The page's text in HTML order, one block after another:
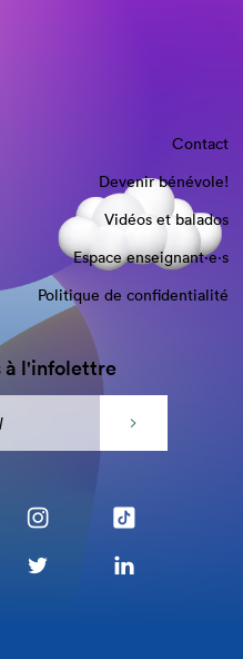
Contact
Devenir bénévole!
Vidéos et balados
Espace enseignant·e⋅s
Politique de confidentialité
à l'infolettre